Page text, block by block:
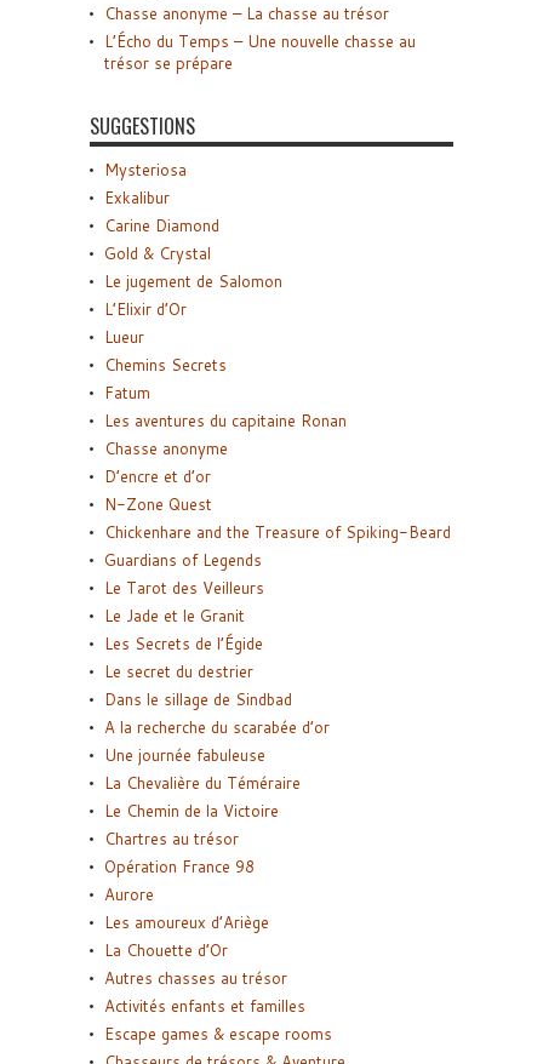
Chasse anonyme – La chasse au trésor
L’Écho du Temps – Une nouvelle chasse au
trésor se prépare
SUGGESTIONS
Mysteriosa
Exkalibur
Carine Diamond
Gold & Crystal
Le jugement de Salomon
L’Elixir d’Or
Lueur
Chemins Secrets
Fatum
Les aventures du capitaine Ronan
Chasse anonyme
D’encre et d’or
N-Zone Quest
Chickenhare and the Treasure of Spiking-Beard
Guardians of Legends
Le Tarot des Veilleurs
Le Jade et le Granit
Les Secrets de l’Égide
Le secret du destrier
Dans le sillage de Sindbad
A la recherche du scarabée d’or
Une journée fabuleuse
La Chevalière du Téméraire
Le Chemin de la Victoire
Chartres au trésor
Opération France 98
Aurore
Les amoureux d’Ariège
La Chouette d’Or
Autres chasses au trésor
Activités enfants et familles
Escape games & escape rooms